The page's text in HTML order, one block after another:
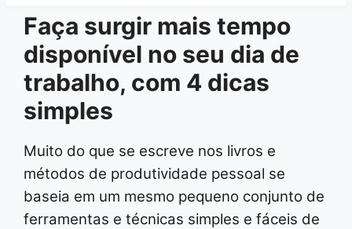
ZTD
GTD
Atas
Arquivo Completo
Fale com o autor
Faça surgir mais tempo
disponível no seu dia de
trabalho, com 4 dicas
simples
Muito do que se escreve nos livros e
métodos de produtividade pessoal se
baseia em um mesmo pequeno conjunto de
ferramentas e técnicas simples e fáceis de